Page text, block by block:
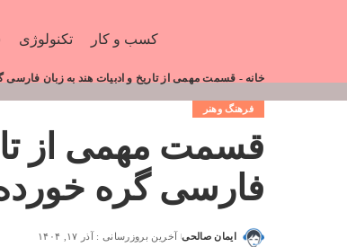
کسب و کار تکنولوژی
خانه - قسمت مهمی از تاریخ و ادبیات هند به زبان
فرهنگ وهنر
قسمت مهمی از
فارسی گره
ایمان صالحی آخرین بروزرسانی : آذر ۱۷, ۱۴۰۴